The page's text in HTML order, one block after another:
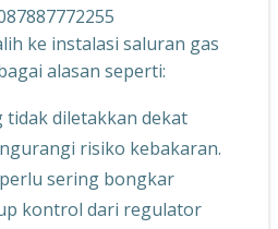
ke instalasi saluran gas
alasan seperti:
tidak diletakkan dekat
risiko kebakaran.
sering bongkar
kontrol dari regulator